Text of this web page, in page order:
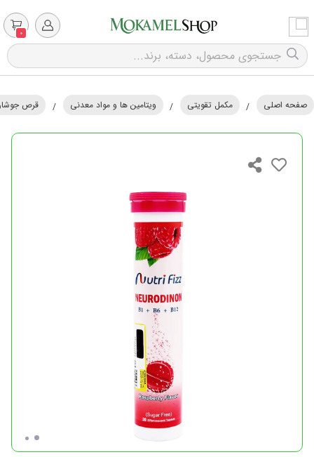
0
صفحه اصلی / مکمل تقویتی / ویتامین ها و مواد معدنی / قرص